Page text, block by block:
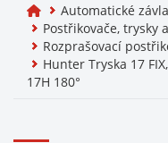
Automatické
Postřikovače,
Rozprašovací
Hunter Tryska 17
17H 180°